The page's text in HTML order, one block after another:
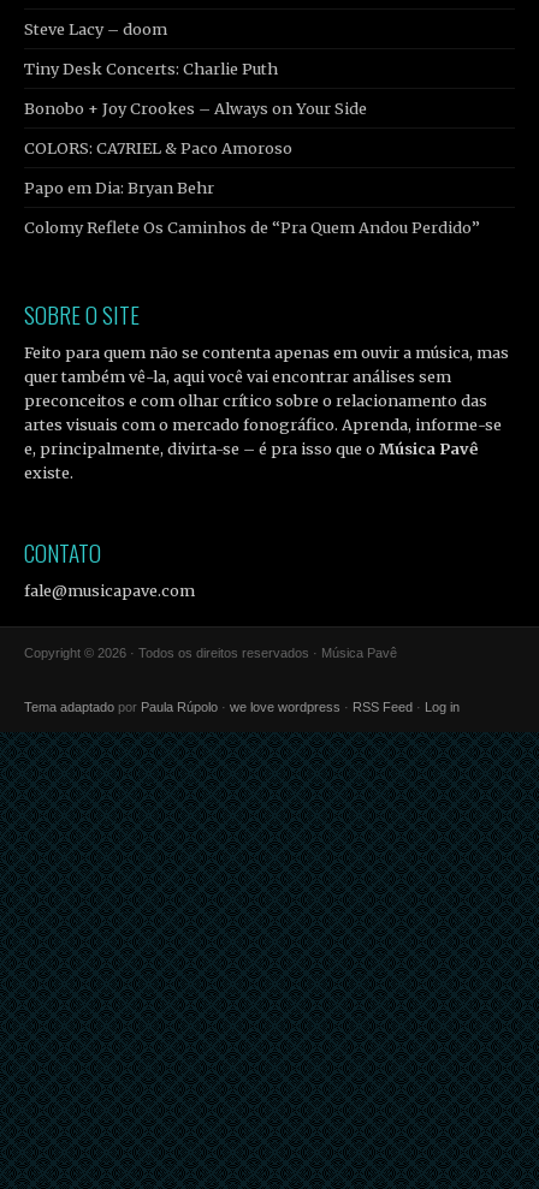
Steve Lacy – doom
Tiny Desk Concerts: Charlie Puth
Bonobo + Joy Crookes – Always on Your Side
COLORS: CA7RIEL & Paco Amoroso
Papo em Dia: Bryan Behr
Colomy Reflete Os Caminhos de “Pra Quem Andou Perdido”
SOBRE O SITE
Feito para quem não se contenta apenas em ouvir a música, mas
quer também vê-la, aqui você vai encontrar análises sem
preconceitos e com olhar crítico sobre o relacionamento das
artes visuais com o mercado fonográfico. Aprenda, informe-se
e, principalmente, divirta-se – é pra isso que oMúsica Pavê
existe.
CONTATO
fale@musicapave.com
Copyright © 2026 · Todos os direitos reservados · Música Pavê
Tema adaptado por Paula Rúpolo · we love wordpress · RSS Feed · Log in